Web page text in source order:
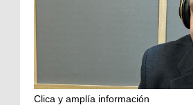
Clica y amplía información